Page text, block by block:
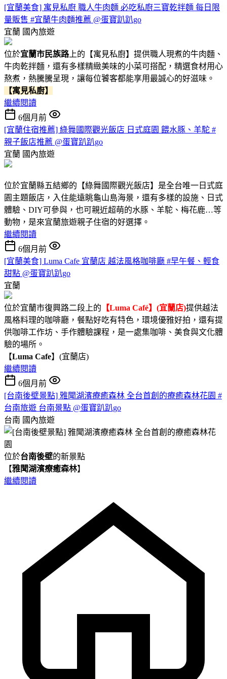
[宜蘭美食] 寓見私廚 職人牛肉麵 必吃私廚三寶乾拌麵 每日限
量販售 #宜蘭牛肉麵推薦 @蛋寶趴趴go
宜蘭 國內旅遊
位於宜蘭市民族路上的【寓見私廚】提供職人現煮的牛肉麵、
牛肉乾拌麵，還有多樣精緻美味的小菜可搭配，精選食材用心
熬煮，熱騰騰呈現，讓每位饕客都能享用最誠心的好滋味。
【寓見私廚】
繼續閱讀
6個月前
[宜蘭住宿推薦] 綠舞國際觀光飯店 日式庭園 餵水豚、羊駝 #
親子飯店推薦 @蛋寶趴趴go
宜蘭 國內旅遊
位於宜蘭縣五結鄉的【綠舞國際觀光飯店】是全台唯一日式庭
園主題飯店，入住能遠眺龜山島海景，還有多樣的設施、日式
體驗、DIY可參與，也可親近超萌的水豚、羊駝、梅花鹿…等
動物，是來宜蘭旅遊親子住宿的好選擇。
繼續閱讀
6個月前
[宜蘭美食] Luma Cafe 宜蘭店 越法風格咖啡廳 #早午餐、輕食
甜點 @蛋寶趴趴go
宜蘭
位於宜蘭市復興路二段上的 【Luma Café】(宜蘭店)提供越法
風格料理的咖啡廳，餐點好吃有特色，環境優雅好拍，還有提
供咖啡工作坊、手作體驗課程，是一處集咖啡、美食與文化體
驗的場所。
【Luma Cafe】(宜蘭店)
繼續閱讀
6個月前
[台南後壁景點] 雅聞湖濱療癒森林 全台首創的療癒森林花園 #
台南旅遊 台南景點 @蛋寶趴趴go
台南 國內旅遊
位於台南後壁的新景點
【雅聞湖濱療癒森林】
繼續閱讀